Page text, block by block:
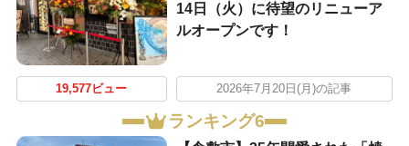
14日（火）に待望のリニューア
ルオープンです！
19,577ビュー 2026年7月20日(月)の記事
ランキング6